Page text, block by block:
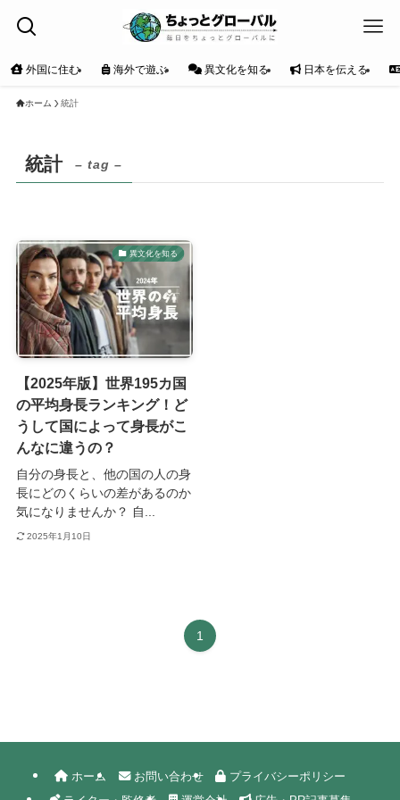
外国に住む 海外で遊ぶ 異文化を知る 日本を伝える
ホーム 統計
統計 – tag –
異文化を知る
【2025年版】世界195カ国
の平均身長ランキング！ど
うして国によって身長がこ
んなに違うの？
自分の身長と、他の国の人の身
長にどのくらいの差があるのか
気になりませんか？ 自...
2025年1月10日
1
ホーム お問い合わせ
プライバシーポリシー